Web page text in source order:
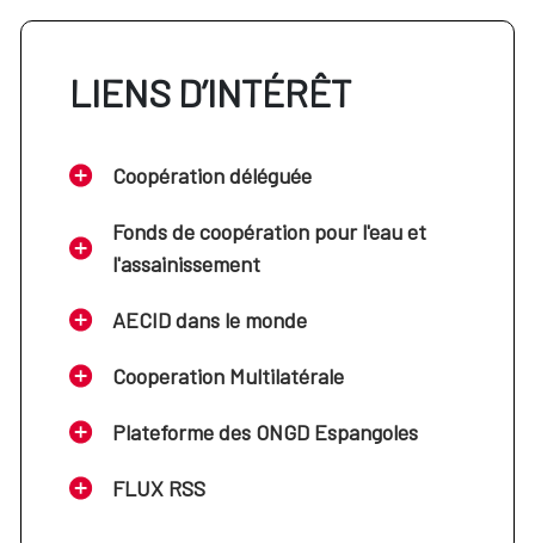
LIENS D’INTÉRÊT
Coopération déléguée
Fonds de coopération pour l'eau et
l'assainissement
AECID dans le monde
Cooperation Multilatérale
Plateforme des ONGD Espangoles
FLUX RSS